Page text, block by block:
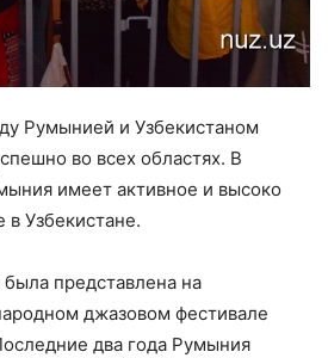
Румынией и Узбекистаном
во всех областях. В
имеет активное и высоко
в Узбекистане.
представлена на
джазовом фестивале
два года Румыния